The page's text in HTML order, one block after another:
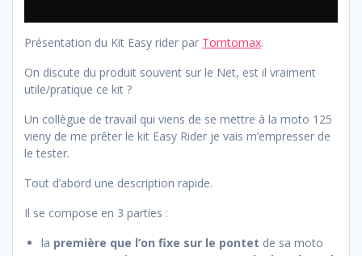
Présentation du Kit Easy rider par Tomtomax.
On discute du produit souvent sur le Net, est il vraiment
utile/pratique ce kit ?
Un collègue de travail qui viens de se mettre à la moto 125
vieny de me prêter le kit Easy Rider je vais m’empresser de
le tester.
Tout d’abord une description rapide.
Il se compose en 3 parties :
la première que l’on fixe sur le pontet de sa moto